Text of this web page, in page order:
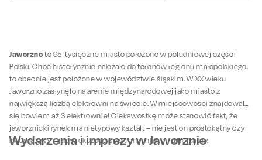
Jaworzno to 95-tysięczne miasto położone w południowej części
Polski. Choć historycznie należało do terenów regionu małopolskiego,
to obecnie jest położone w województwie śląskim. W XX wieku
Jaworzno zasłynęło na arenie międzynarodowej jako miasto z
największą liczbą elektrowni na świecie. W miejscowości znajdowały
się bowiem aż 3 elektrownie! Ciekawostkę może stanowić fakt, że
jaworznicki rynek ma nietypowy kształt – nie jest on prostokątny czy
kwadratowy – jak większość polskich rynków – a trójkątny.
Wydarzenia i imprezy w Jaworznie